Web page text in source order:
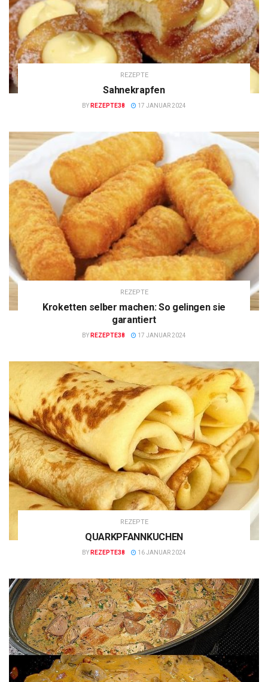
REZEPTE
Sahnekrapfen
BY REZEPTE38 17 JANUAR 2024
REZEPTE
Kroketten selber machen: So gelingen sie
garantiert
BY REZEPTE38 17 JANUAR 2024
REZEPTE
QUARKPFANNKUCHEN
BY REZEPTE38 16 JANUAR 2024